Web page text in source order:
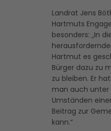
Landrat Jens
Hartmuts
besonders: „In
Hartmut es
Bürger dazu zu
zu bleiben. Er
man auch unter
Umständen
Beitrag zur
kann.“